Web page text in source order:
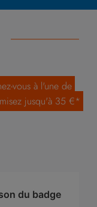
vous à l'une de
jusqu'à 35 €*
du badge